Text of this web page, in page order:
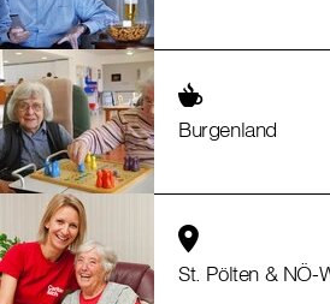
Burgenland
St. Pölten & NÖ-